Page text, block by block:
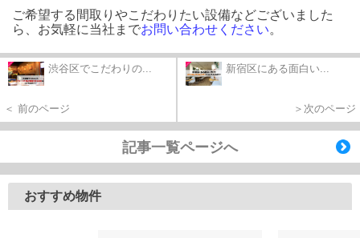
ご希望する間取りやこだわりたい設備などございました
ら、お気軽に当社までお問い合わせください。
渋谷区でこだわりの...
＜ 前のページ
新宿区にある面白い...
＞次のページ
記事一覧ページへ
おすすめ物件